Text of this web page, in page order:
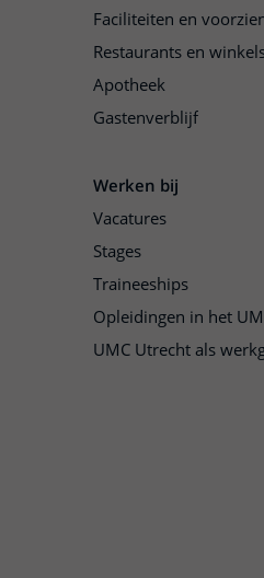
Faciliteiten en
Restaurants en
Apotheek
Gastenverblijf
Werken bij
Vacatures
Stages
Traineeships
Opleidingen in het
UMC Utrecht als